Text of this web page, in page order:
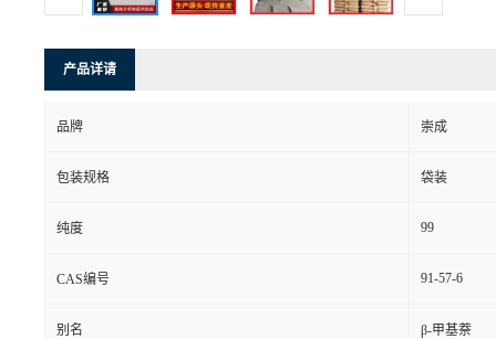
产品详请
品牌 崇成
包装规格 袋装
纯度 99
CAS编号 91-57-6
别名 β-甲基萘